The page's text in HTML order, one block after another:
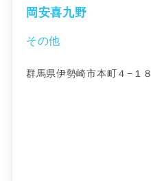
岡安喜九野
その他
群馬県伊勢崎市本町４−１８